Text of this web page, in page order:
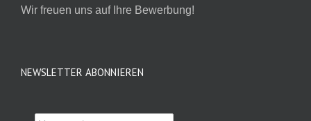
Wir freuen uns auf Ihre Bewerbung!
NEWSLETTER ABONNIEREN